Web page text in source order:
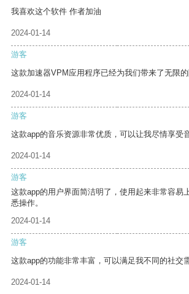
我喜欢这个软件 作者加油
2024-01-14
游客
这款加速器VPM应用程序已经为我们带来了无限的
2024-01-14
游客
这款app的音乐资源非常优质，可以让我尽情享受
2024-01-14
游客
这款app的用户界面简洁明了，使用起来非常容易
悉操作。
2024-01-14
游客
这款app的功能非常丰富，可以满足我不同的社交需
2024-01-14